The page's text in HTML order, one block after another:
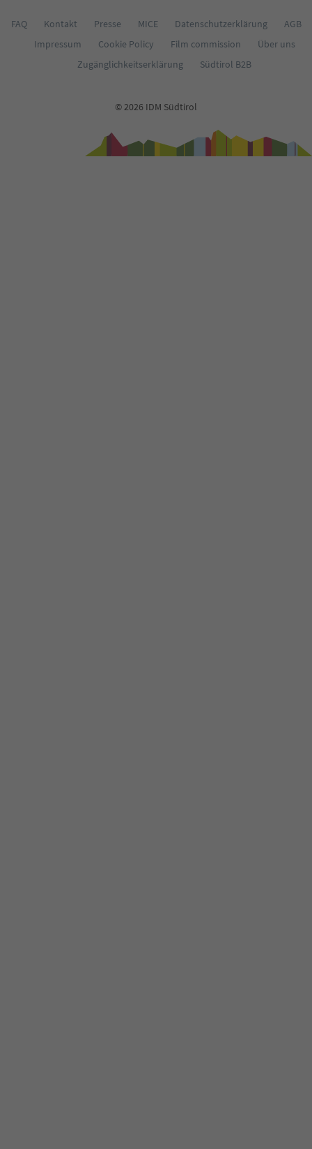
FAQ Kontakt Presse MICE Datenschutzerklärung
AGB
Impressum
Cookie Policy Film commission
Über uns
Zugänglichkeitserklärung
Südtirol B2B
© 2026 IDM Südtirol